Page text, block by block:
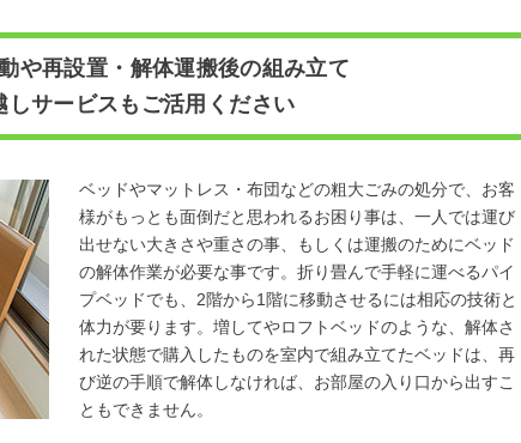
や再設置・解体運搬後の組み立て
しサービスもご活用ください
ベッドやマットレス・布団などの粗大ごみの処分で、お客
様がもっとも面倒だと思われるお困り事は、一人では運び
出せない大きさや重さの事、もしくは運搬のためにベッド
の解体作業が必要な事です。折り畳んで手軽に運べるパイ
プベッドでも、2階から1階に移動させるには相応の技術と
体力が要ります。増してやロフトベッドのような、解体さ
れた状態で購入したものを室内で組み立てたベッドは、再
び逆の手順で解体しなければ、お部屋の入り口から出すこ
ともできません。